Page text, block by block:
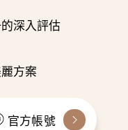
深入評估
方案
官方帳號